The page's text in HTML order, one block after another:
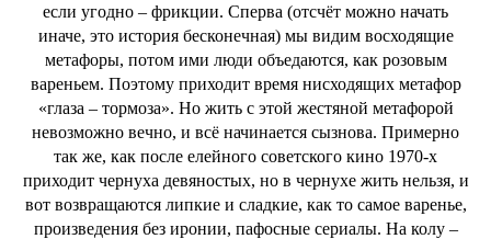
если угодно – фрикции. Сперва (отсчёт можно начать
иначе, это история бесконечная) мы видим восходящие
метафоры, потом ими люди объедаются, как розовым
вареньем. Поэтому приходит время нисходящих метафор
«глаза – тормоза». Но жить с этой жестяной метафорой
невозможно вечно, и всё начинается сызнова. Примерно
так же, как после елейного советского кино 1970-х
приходит чернуха девяностых, но в чернухе жить нельзя, и
вот возвращаются липкие и сладкие, как то самое варенье,
произведения без иронии, пафосные сериалы. На колу –